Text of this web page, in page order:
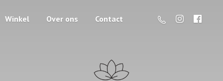
Winkel Over ons Contact